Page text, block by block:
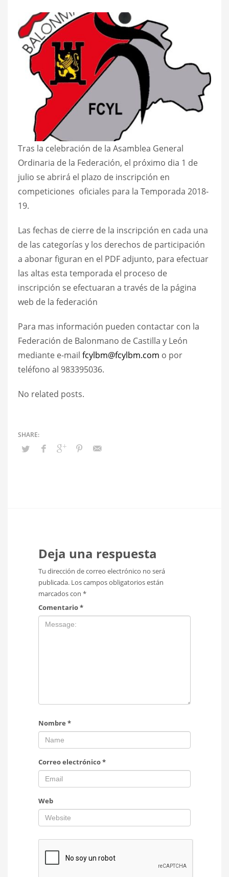
Tras la celebración de la Asamblea General
Ordinaria de la Federación, el próximo dia 1 de
julio se abrirá el plazo de inscripción en
competiciones oficiales para la Temporada 2018-
19.
Las fechas de cierre de la inscripción en cada una
de las categorías y los derechos de participación
a abonar figuran en el PDF adjunto, para efectuar
las altas esta temporada el proceso de
inscripción se efectuaran a través de la página
web de la federación
Para mas información pueden contactar con la
Federación de Balonmano de Castilla y León
mediante e-mail fcylbm@fcylbm.com o por
teléfono al 983395036.
No related posts.
Deja una respuesta
Tu dirección de correo electrónico no será
publicada. Los campos obligatorios están
marcados con *
Comentario*
Nombre *
Correo electrónico*
Web